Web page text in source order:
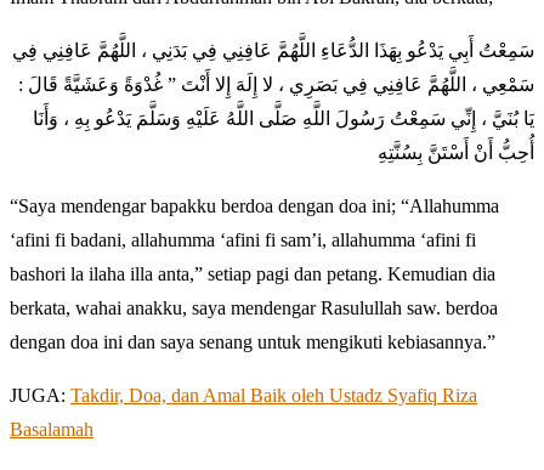
سَمِعْتُ أَبِي يَدْعُو بِهَذَا الدُّعَاءِ اللَّهُمَّ عَافِنِي فِي بَدَنِي ، اللَّهُمَّ عَافِنِي فِي
سَمْعِي ، اللَّهُمَّ عَافِنِي فِي بَصَرِي ، لا إِلَهَ إِلا أَنْتَ ” غُدْوَةً وَعَشَيَّةً قَالَ :
يَا بُنَيَّ ، إِنِّي سَمِعْتُ رَسُولَ اللَّهِ صَلَّى اللَّهُ عَلَيْهِ وَسَلَّمَ يَدْعُو بِهِ ، وَأَنَا
أُحِبُّ أَنْ أَسْتَنَّ بِسُنَّتِهِ
“Saya mendengar bapakku berdoa dengan doa ini; “Allahumma
‘afini fi badani, allahumma ‘afini fi sam’i, allahumma ‘afini fi
bashori la ilaha illa anta,” setiap pagi dan petang. Kemudian dia
berkata, wahai anakku, saya mendengar Rasulullah saw. berdoa
dengan doa ini dan saya senang untuk mengikuti kebiasannya.”
JUGA: Takdir, Doa, dan Amal Baik oleh Ustadz Syafiq Riza
Basalamah